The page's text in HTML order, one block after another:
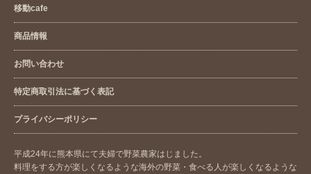
移動cafe
商品情報
お問い合わせ
特定商取引法に基づく表記
プライバシーポリシー
平成24年に熊本県にて夫婦で野菜農家はじました。
料理をする方が楽しくなるような海外の野菜・食べる人が楽しくなるような